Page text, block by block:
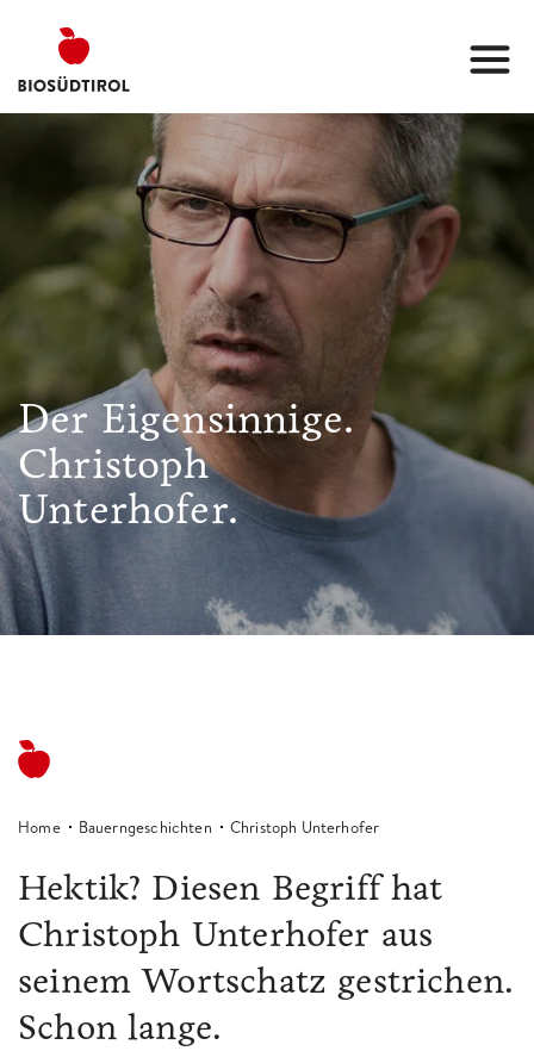
Der Eigensinnige.
Christoph
Unterhofer.
Home Bauerngeschichten Christoph Unterhofer
Hektik? Diesen Begriff hat
Christoph Unterhofer aus
seinem Wortschatz gestrichen.
Schon lange.